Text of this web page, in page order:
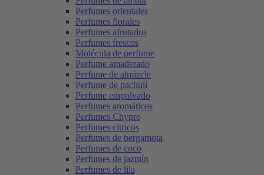
Perfumes orientales
Perfumes florales
Perfumes afrutados
Perfumes frescos
Molécula de perfume
Perfume amaderado
Perfume de almizcle
Perfume de pachulí
Perfume empolvado
Perfumes aromáticos
Perfumes Chypre
Perfumes citricos
Perfumes de bergamota
Perfumes de coco
Perfumes de jazmín
Perfumes de lila